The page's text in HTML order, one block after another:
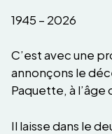
1945 – 2026
C’est avec une
annonçons le
Paquette, à l’âge
Il laisse dans le